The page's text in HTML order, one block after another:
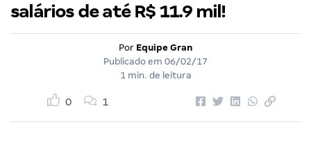
salários de até R$ 11.9 mil!
Por Equipe Gran
Publicado em 06/02/17
1 min. de leitura
0 1